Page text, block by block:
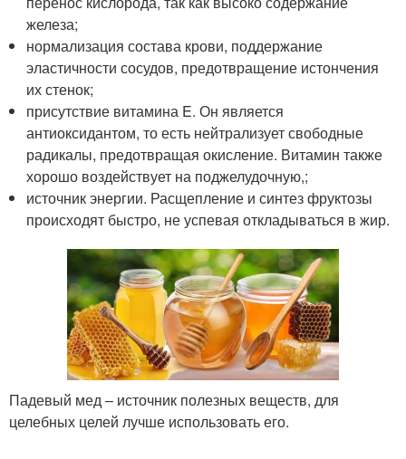
железа;
нормализация состава крови, поддержание
эластичности сосудов, предотвращение истончения
их стенок;
присутствие витамина E. Он является
антиоксидантом, то есть нейтрализует свободные
радикалы, предотвращая окисление. Витамин также
хорошо воздействует на поджелудочную,;
источник энергии. Расщепление и синтез фруктозы
происходят быстро, не успевая откладываться в жир.
Падевый мед – источник полезных веществ, для
целебных целей лучше использовать его.